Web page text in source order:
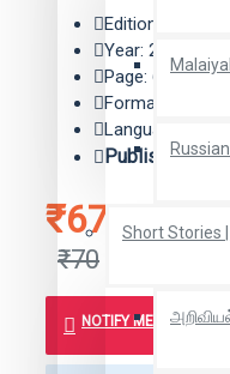
Short Stories
₹67
₹70
Edition: 1
Year: 2021
Page: 65
Format: Paper
Language: Tamil
Publisher:
NOTIFY ME WHEN